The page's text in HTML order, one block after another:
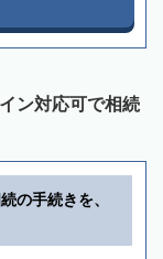
ン対応可で相続
の手続きを、